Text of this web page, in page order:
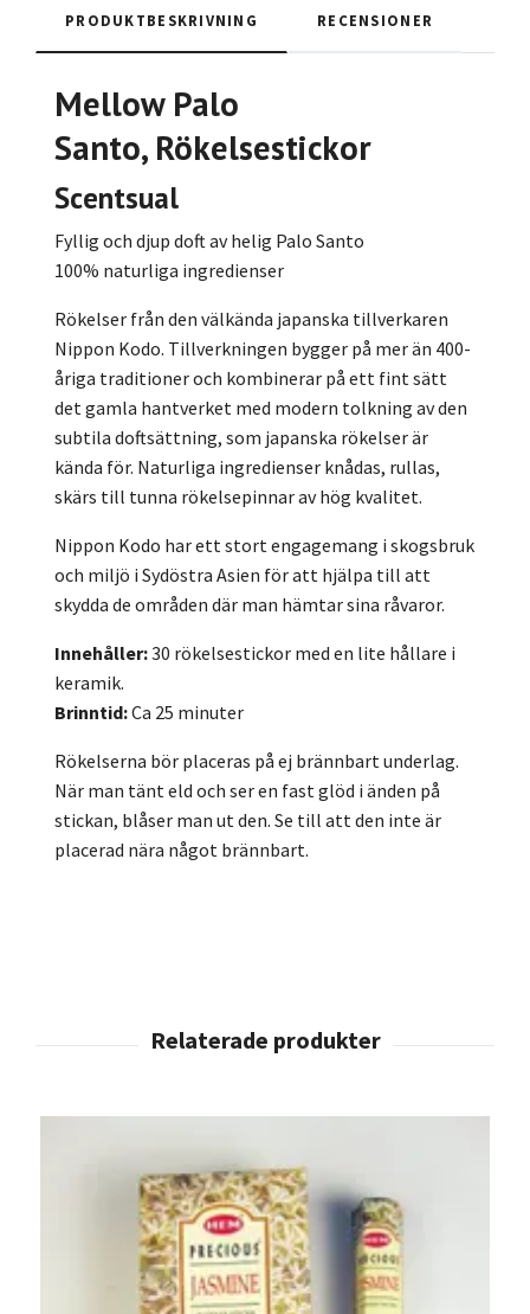
PRODUKTBESKRIVNING RECENSIONER
Mellow Palo
Santo, Rökelsestickor
Scentsual
Fyllig och djup doft av helig Palo Santo
100% naturliga ingredienser
Rökelser från den välkända japanska tillverkaren
Nippon Kodo. Tillverkningen bygger på mer än 400-
åriga traditioner och kombinerar på ett fint sätt
det gamla hantverket med modern tolkning av den
subtila doftsättning, som japanska rökelser är
kända för. Naturliga ingredienser knådas, rullas,
skärs till tunna rökelsepinnar av hög kvalitet.
Nippon Kodo har ett stort engagemang i skogsbruk
och miljö i Sydöstra Asien för att hjälpa till att
skydda de områden där man hämtar sina råvaror.
Innehåller:30 rökelsestickor med en lite hållare i
keramik.
Brinntid:Ca 25 minuter
Rökelserna bör placeras på ej brännbart underlag.
När man tänt eld och ser en fast glöd i änden på
stickan, blåser man ut den. Se till att den inte är
placerad nära något brännbart.